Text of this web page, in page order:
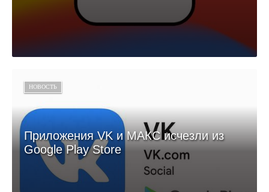
НОВОСТЬ
Приложения VK и МАКС исчезли из
Google Play Store